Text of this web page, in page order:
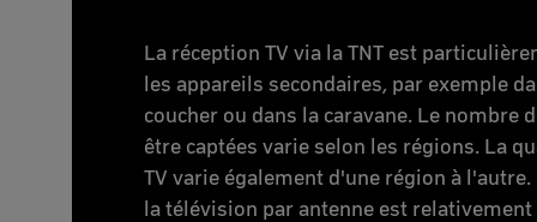
La réception TV via la TNT est
les appareils secondaires, par exemple
coucher ou dans la caravane. Le nombre
être captées varie selon les régions. La
TV varie également d'une région à
la télévision par antenne est